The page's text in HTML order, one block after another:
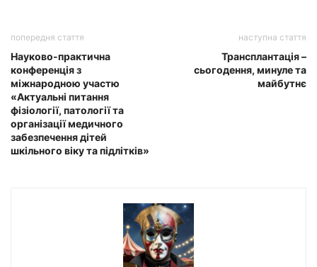
попередня стаття
Науково-практична
конференція з
міжнародною участю
«Актуальні питання
фізіології, патології та
організації медичного
забезпечення дітей
шкільного віку та підлітків»
наступна стаття
Трансплантація –
сьогодення, минуле та
майбутнє